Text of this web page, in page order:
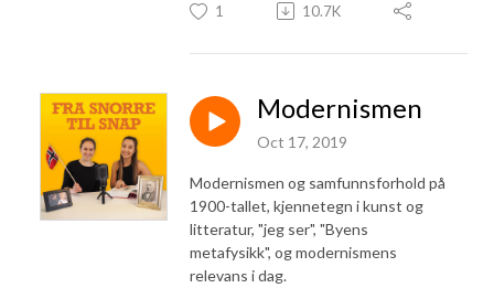
1 10.7K
Modernismen
Oct 17, 2019
Modernismen og samfunnsforhold på
1900-tallet, kjennetegn i kunst og
litteratur, "jeg ser", "Byens
metafysikk", og modernismens
relevans i dag.